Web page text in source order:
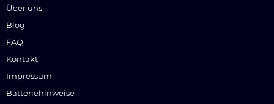
Über uns
Blog
FAQ
Kontakt
Impressum
Batteriehinweise